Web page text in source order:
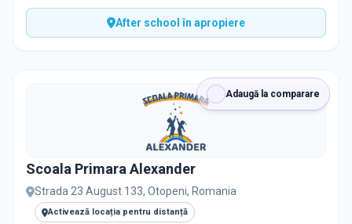
After school în apropiere
Adaugă la comparare
Scoala Primara Alexander
Strada 23 August 133, Otopeni, Romania
Activează locația pentru distanță